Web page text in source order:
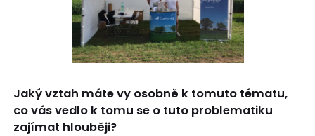
Jaký vztah máte vy osobně k tomuto tématu,
co vás vedlo k tomu se o tuto problematiku
zajímat hlouběji?